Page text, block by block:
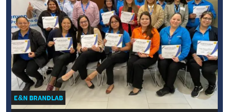
E&N BRANDLAB